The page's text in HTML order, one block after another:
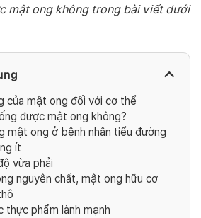
mật ong không trong bài viết dưới
của mật ong đối với cơ thể
được mật ong không?
mật ong ở bệnh nhân tiểu đường
ít
vừa phải
nguyên chất, mật ong hữu cơ
thực phẩm lành mạnh